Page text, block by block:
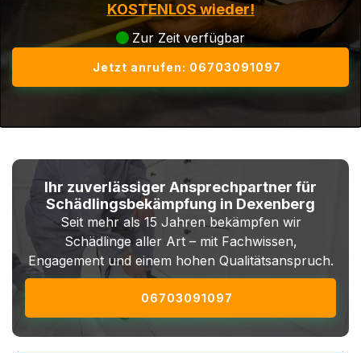
KOSTENLOS wieder!
Zur Zeit verfügbar
Jetzt anrufen: 06703091097
Ihr zuverlässiger Ansprechpartner für
Schädlingsbekämpfung in Dexenberg
Seit mehr als 15 Jahren bekämpfen wir
Schädlinge aller Art – mit Fachwissen,
Engagement und einem hohen Qualitätsanspruch.
06703091097